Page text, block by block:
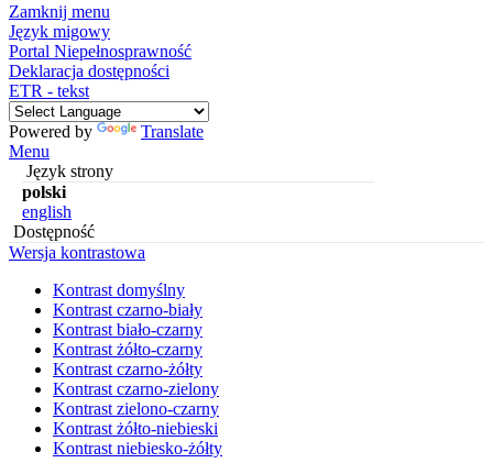
Zamknij menu
Język migowy
Portal Niepełnosprawność
Deklaracja dostępności
ETR - tekst
Powered by
Translate
Menu
Język strony
polski
english
Dostępność
Wersja kontrastowa
Kontrast domyślny
Kontrast czarno-biały
Kontrast biało-czarny
Kontrast żółto-czarny
Kontrast czarno-żółty
Kontrast czarno-zielony
Kontrast zielono-czarny
Kontrast żółto-niebieski
Kontrast niebiesko-żółty